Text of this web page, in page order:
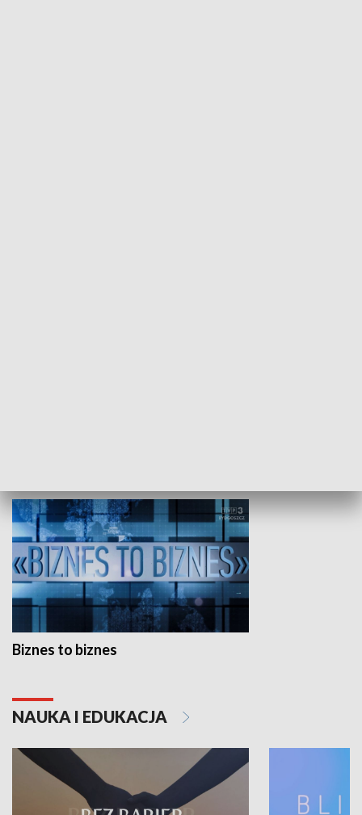
Biznes to biznes
NAUKA I EDUKACJA